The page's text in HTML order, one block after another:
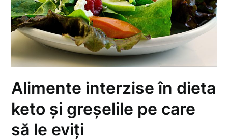
Alimente interzise în dieta
keto și greșelile pe care
să le eviți